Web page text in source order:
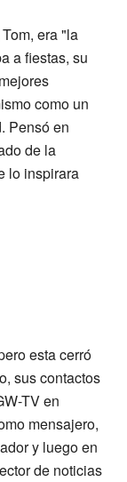
era "la
a fiestas, su
como un
Pensó en
de la
lo inspirara
esta cerró
sus contactos
TV en
mensajero,
y luego en
de noticias